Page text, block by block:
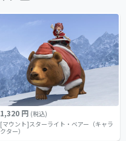
1,320 円 (税込)
[マウント]スターライト・ベアー（キャラ
クター）